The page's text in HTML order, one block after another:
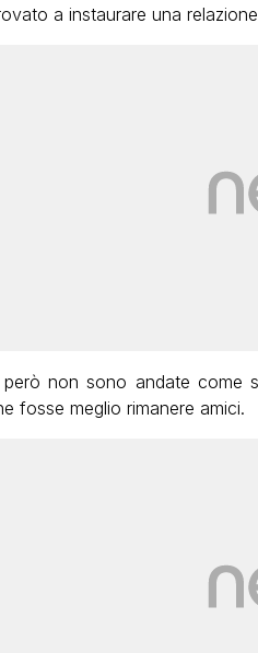
a instaurare una
non sono andate come
fosse meglio rimanere amici.